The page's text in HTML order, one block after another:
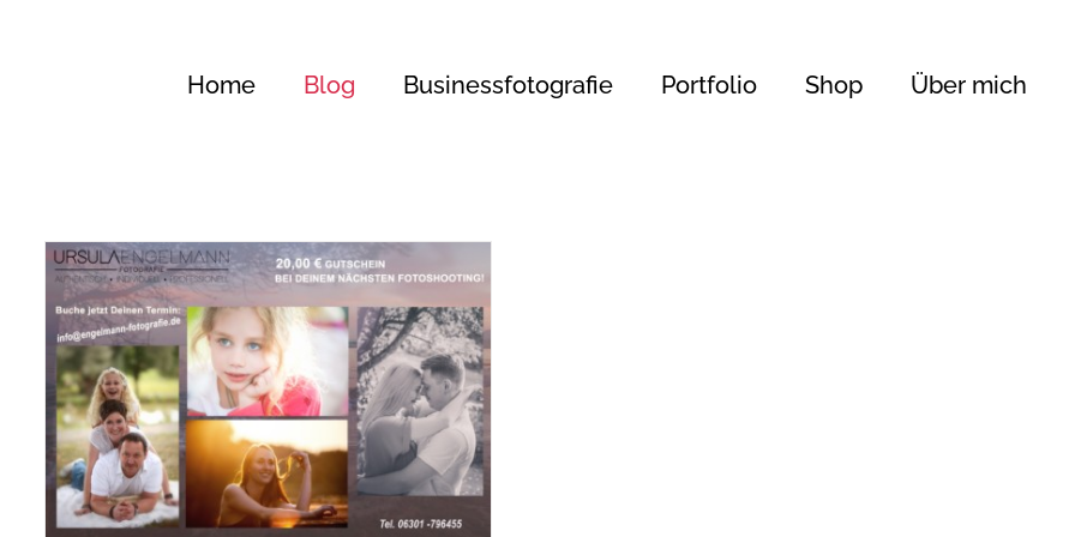
Home Blog Businessfotografie Portfolio Shop Über mich
Gutschein!